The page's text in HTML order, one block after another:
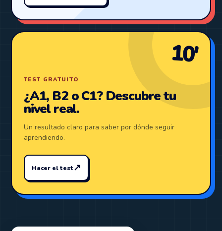
10′
TEST GRATUITO
¿A1, B2 o C1? Descubre tu
nivel real.
Un resultado claro para saber por dónde seguir
aprendiendo.
Hacer el test↗